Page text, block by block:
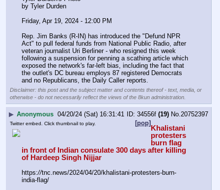
by Tyler Durden
Friday, Apr 19, 2024 - 12:00 PM
Rep. Jim Banks (R-IN) has introduced the "Defund NPR
Act" to pull federal funds from National Public Radio, after
veteran journalist Uri Berliner - who resigned this week
following a suspension for penning a scathing article which
exposed the network's far-left bias, including the fact that
the outlet's DC bureau employs 87 registered Democrats
and no Republicans, the Daily Caller reports.
Disclaimer: this post and the subject matter and contents thereof - text, media, or
otherwise - do not necessarily reflect the views of the 8kun administration.
▶ Anonymous 04/20/24 (Sat) 16:31:41 34556f (19) No.20752397
[pop]
Twitter embed. Click thumbnail to play.
Khalistani
protesters
burn flag
in front of Indian consulate 300 days after killing
of Hardeep Singh Nijjar
https://tnc.news/2024/04/20/khalistani-protesters-burn-
india-flag/